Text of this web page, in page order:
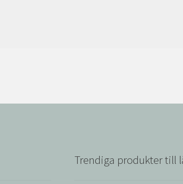
Trendiga produkter till